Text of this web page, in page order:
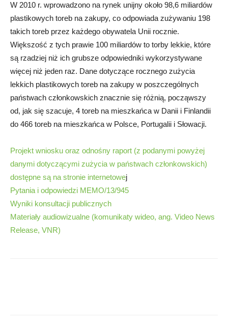
W 2010 r. wprowadzono na rynek unijny około 98,6 miliardów
plastikowych toreb na zakupy, co odpowiada zużywaniu 198
takich toreb przez każdego obywatela Unii rocznie.
Większość z tych prawie 100 miliardów to torby lekkie, które
są rzadziej niż ich grubsze odpowiedniki wykorzystywane
więcej niż jeden raz. Dane dotyczące rocznego zużycia
lekkich plastikowych toreb na zakupy w poszczególnych
państwach członkowskich znacznie się różnią, począwszy
od, jak się szacuje, 4 toreb na mieszkańca w Danii i Finlandii
do 466 toreb na mieszkańca w Polsce, Portugalii i Słowacji.
Projekt wniosku oraz odnośny raport (z podanymi powyżej
danymi dotyczącymi zużycia w państwach członkowskich)
dostępne są na stronie internetowej
Pytania i odpowiedzi MEMO/13/945
Wyniki konsultacji publicznych
Materiały audiowizualne (komunikaty wideo, ang. Video News
Release, VNR)